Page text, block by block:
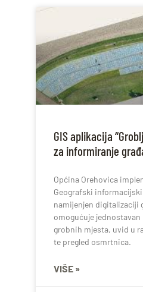
GIS aplikacija
za informiranje
Općina Orehovica
Geografski informacijski
namijenjen digitalizaciji
omogućuje jednostavan
grobnih mjesta, uvid u
te pregled osmrtnica.
VIŠE »